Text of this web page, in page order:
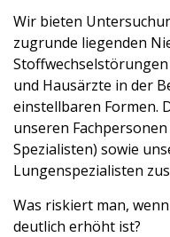
Wir bieten
zugrunde liegenden
und Hausärzte in der
einstellbaren Formen.
unseren
Spezialisten) sowie
Lungenspezialisten
Was riskiert man,
deutlich erhöht ist?